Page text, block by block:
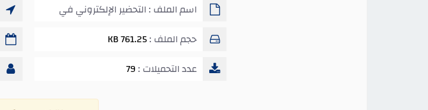
اسم الملف : التحضير الإلكتروني في
منصة مدرستي
حجم الملف :761.25 KB
عدد التحميلات :79